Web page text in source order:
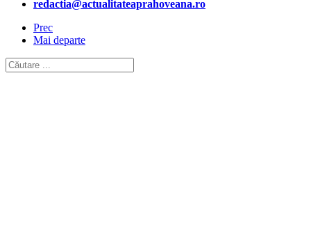
redactia@actualitateaprahoveana.ro
Prec
Mai departe